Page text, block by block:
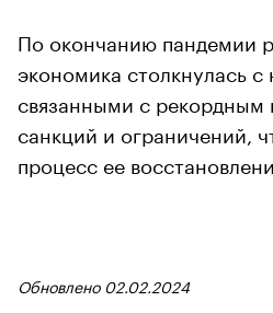
По окончанию пандемии
экономика столкнулась
связанными с рекордным
санкций и ограничений,
процесс ее
Обновлено 02.02.2024